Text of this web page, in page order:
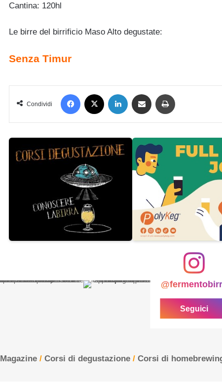
Cantina: 120hl
Le birre del birrificio Maso Alto degustate:
Senza Timur
Condividi
Facebook LinkedIn Condividi via mail
Seguici
Magazine / Corsi di degustazione / Corsi di